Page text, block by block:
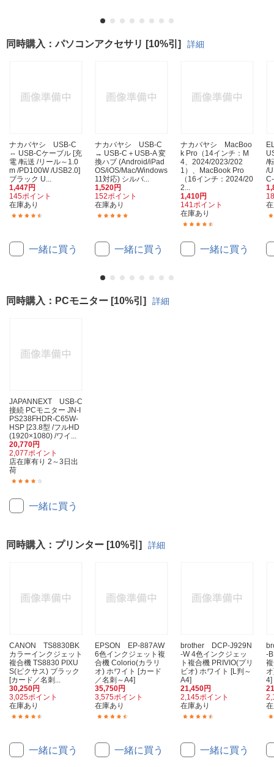
同時購入：パソコンアクセサリ [10%引] 詳細
ナカバヤシ USB-C
⇔ USB-Cケーブル [充
電 /転送 /リール～1.0
m /PD100W /USB2.0]
ブラック U...
1,447円
145ポイント
在庫あり
一緒に買う
ナカバヤシ USB-C
→ USB-C＋USB-A 変
換ハブ (Android/iPad
OS/iOS/Mac/Windows
11対応) シルバ...
1,520円
152ポイント
在庫あり
一緒に買う
ナカバヤシ MacBoo
k Pro（14インチ：M
4、2024/2023/202
1）、MacBook Pro
（16インチ：2024/20
2...
1,410円
141ポイント
在庫あり
一緒に買う
/
/
同時購入：PCモニター [10%引] 詳細
JAPANNEXT USB-C
接続 PCモニター JN-I
PS238FHDR-C65W-
HSP [23.8型 /フルHD
(1920×1080) /ワイ...
20,770円
2,077ポイント
店在庫有り 2～3日出
荷
一緒に買う
同時購入：プリンター [10%引] 詳細
CANON TS8830BK
カラーインクジェット
複合機 TS8830 PIXU
S(ピクサス) ブラック
[カード／名刺...
30,250円
3,025ポイント
在庫あり
一緒に買う
EPSON EP-887AW
6色インクジェット複
合機 Colorio(カラリ
オ) ホワイト [カード
／名刺～A4]
35,750円
3,575ポイント
在庫あり
一緒に買う
brother DCP-J929N
-W 4色インクジェッ
ト複合機 PRIVIO(プリ
ビオ) ホワイト [L判～
A4]
21,450円
2,145ポイント
在庫あり
一緒に買う
-
4]